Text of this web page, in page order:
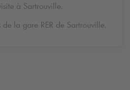
à Sartrouville.
la gare RER de Sartrouville.